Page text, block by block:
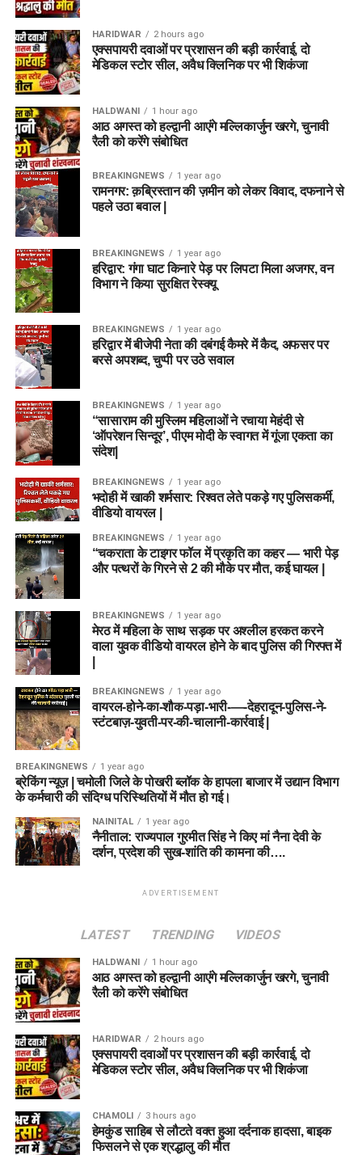
HARIDWAR 2 hours ago
एक्सपायरी दवाओं पर प्रशासन की बड़ी कार्रवाई, दो
मेडिकल स्टोर सील, अवैध क्लिनिक पर भी शिकंजा
HALDWANI 1 hour ago
आठ अगस्त को हल्द्वानी आएंगे मल्लिकार्जुन खरगे, चुनावी
रैली को करेंगे संबोधित
BREAKINGNEWS 1 year ago
रामनगर: क़ब्रिस्तान की ज़मीन को लेकर विवाद, दफनाने से
पहले उठा बवाल |
BREAKINGNEWS 1 year ago
हरिद्वार: गंगा घाट किनारे पेड़ पर लिपटा मिला अजगर, वन
विभाग ने किया सुरक्षित रेस्क्यू
BREAKINGNEWS 1 year ago
हरिद्वार में बीजेपी नेता की दबंगई कैमरे में कैद, अफसर पर
बरसे अपशब्द, चुप्पी पर उठे सवाल
BREAKINGNEWS 1 year ago
“सासाराम की मुस्लिम महिलाओं ने रचाया मेहंदी से
‘ऑपरेशन सिन्दूर’, पीएम मोदी के स्वागत में गूंजा एकता का
संदेश|
BREAKINGNEWS 1 year ago
भदोही में खाकी शर्मसार: रिश्वत लेते पकड़े गए पुलिसकर्मी,
वीडियो वायरल |
BREAKINGNEWS 1 year ago
“चकराता के टाइगर फॉल में प्रकृति का कहर — भारी पेड़
और पत्थरों के गिरने से 2 की मौके पर मौत, कई घायल |
BREAKINGNEWS 1 year ago
मेरठ में महिला के साथ सड़क पर अश्लील हरकत करने
वाला युवक वीडियो वायरल होने के बाद पुलिस की गिरफ्त में
BREAKINGNEWS 1 year ago
वायरल-होने-का-शौक-पड़ा-भारी-—-देहरादून-पुलिस-ने-
स्टंटबाज़-युवती-पर-की-चालानी-कार्रवाई |
BREAKINGNEWS 1 year ago
ब्रेकिंग न्यूज़ | चमोली जिले के पोखरी ब्लॉक के हापला बाजार में उद्यान विभाग
के कर्मचारी की संदिग्ध परिस्थितियों में मौत हो गई।
NAINITAL 1 year ago
नैनीताल: राज्यपाल गुरमीत सिंह ने किए मां नैना देवी के
दर्शन, प्रदेश की सुख-शांति की कामना की….
ADVERTISEMENT
LATEST TRENDING VIDEOS
HALDWANI 1 hour ago
आठ अगस्त को हल्द्वानी आएंगे मल्लिकार्जुन खरगे, चुनावी
रैली को करेंगे संबोधित
HARIDWAR 2 hours ago
एक्सपायरी दवाओं पर प्रशासन की बड़ी कार्रवाई, दो
मेडिकल स्टोर सील, अवैध क्लिनिक पर भी शिकंजा
CHAMOLI 3 hours ago
हेमकुंड साहिब से लौटते वक्त हुआ दर्दनाक हादसा, बाइक
फिसलने से एक श्रद्धालु की मौत